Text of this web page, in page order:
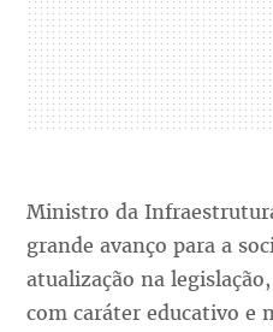
Ministro da
grande avanço para a
atualização na
com caráter educativo e